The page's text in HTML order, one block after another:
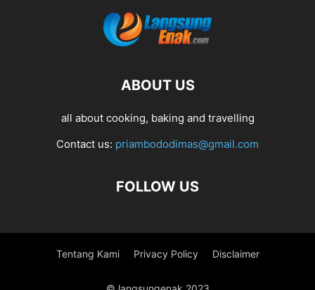
ABOUT US
all about cooking, baking and travelling
Contact us: priambododimas@gmail.com
FOLLOW US
Tentang Kami Privacy Policy Disclaimer